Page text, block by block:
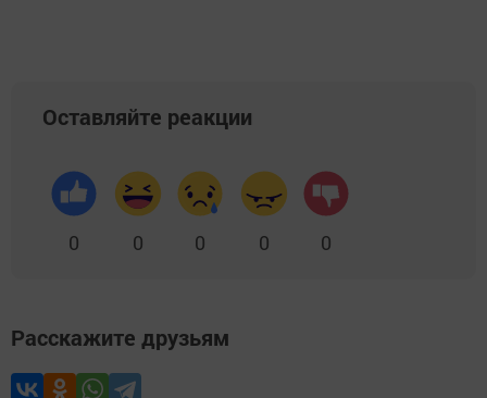
Оставляйте реакции
0 0 0 0 0
Расскажите друзьям